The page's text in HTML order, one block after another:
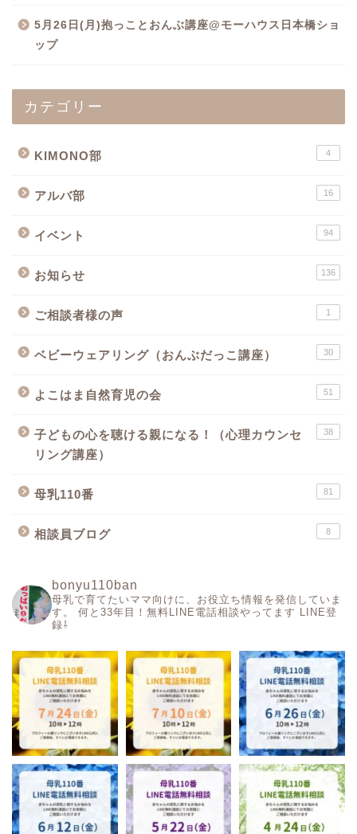
5月26日(月)抱っことおんぶ講座@モーハウス日本橋ショ
ップ
カテゴリー
KIMONO部 4
アルバ部 16
イベント 94
お知らせ 136
ご相談者様の声 1
ベビーウェアリング（おんぶだっこ講座） 30
よこはま自然育児の会 51
子どもの心を聴ける親になる！（心理カウンセ
リング講座）
38
母乳110番 81
相談員ブログ 8
bonyu110ban
母乳で育てたいママ向けに、お役立ち情報を発信していま
す。
何と33年目！無料LINE電話相談やってます LINE登
録⇩